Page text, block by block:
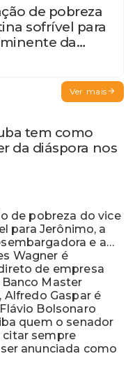
de pobreza
sofrível para
da
do Quinto
Ver mais
tem como
da diáspora nos
de pobreza do vice
para Jerônimo, a
e a
baiano
Wagner é
de empresa
Master
Alfredo Gaspar é
Bolsonaro
quem o senador
citar sempre
anunciada como